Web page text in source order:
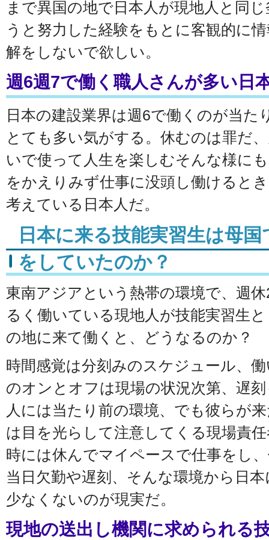
まで異国の地で日本人が現地人と同
うと努力した経験をもとに客観的に
解をしないで欲しい。
週6週7で働く職人さんが多い日
日本の建設業界は週6で働くのが当た
とても多い気がする。休むのは罪だ
いで使って人生を楽しむそんな様に
をかえりみず仕事に没頭し働けると
考えている日本人だ。
日本に来る技能実習生は母
をしていたのか？
東南アジアという熱帯の環境で、週
るく働いている現地人が技能実習生
の地に来て働くと、どうなるのか？
時間感覚は分刻みのスケジュール、
のオンとオフは現場の状況次第、遅
人には当たり前の環境、でも彼らが
は目を光らして注意してくる現場責
時には休んでマイペースで仕事をし
当日欠勤や遅刻、そんな環境から日
少なくないのが現実だ。
現地の送出し機関に求められる